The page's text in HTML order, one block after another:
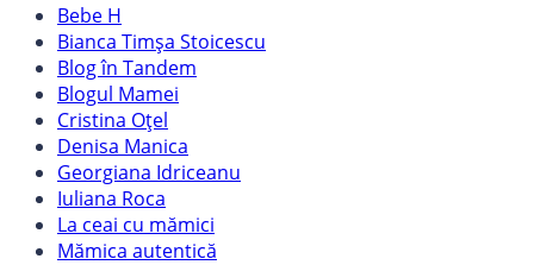
Bebe H
Bianca Timșa Stoicescu
Blog în Tandem
Blogul Mamei
Cristina Oțel
Denisa Manica
Georgiana Idriceanu
Iuliana Roca
La ceai cu mămici
Mămica autentică